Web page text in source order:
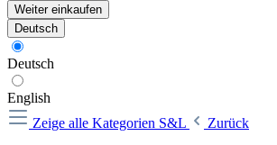
Weiter einkaufen
Deutsch
Deutsch
English
Zeige alle Kategorien S&L
Zurück